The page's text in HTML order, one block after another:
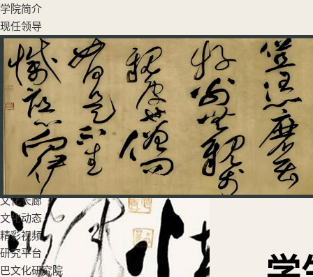
学院简介
现任领导
机构设置
专业设置
师资队伍
党群工作
党建工作
工会活动
教学科研
学生工作
招生就业
文化长廊
文化动态
精彩视频
研究平台
巴文化研究院